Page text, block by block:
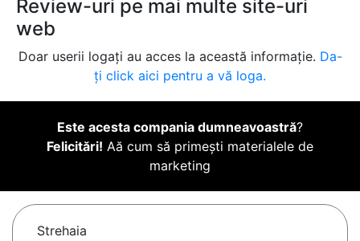
Review-uri pe mai multe site-uri
web
Doar userii logați au acces la această informație. Da-
ți click aici pentru a vă loga.
Este acesta compania dumneavoastră?
Felicitări! Aă cum să primești materialele de
marketing
Strehaia